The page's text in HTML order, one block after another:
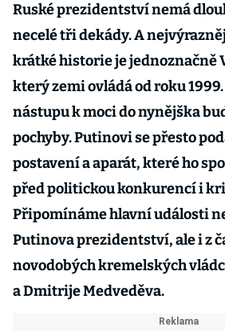
Ruské prezidentství nemá
necelé tři dekády. A
krátké historie je jednoznačně
který zemi ovládá od roku
nástupu k moci do nynějška
pochyby. Putinovi se přesto
postavení a aparát, které ho
před politickou konkurencí i
Připomínáme hlavní události
Putinova prezidentství, ale i z
novodobých kremelských
a Dmitrije Medveděva.